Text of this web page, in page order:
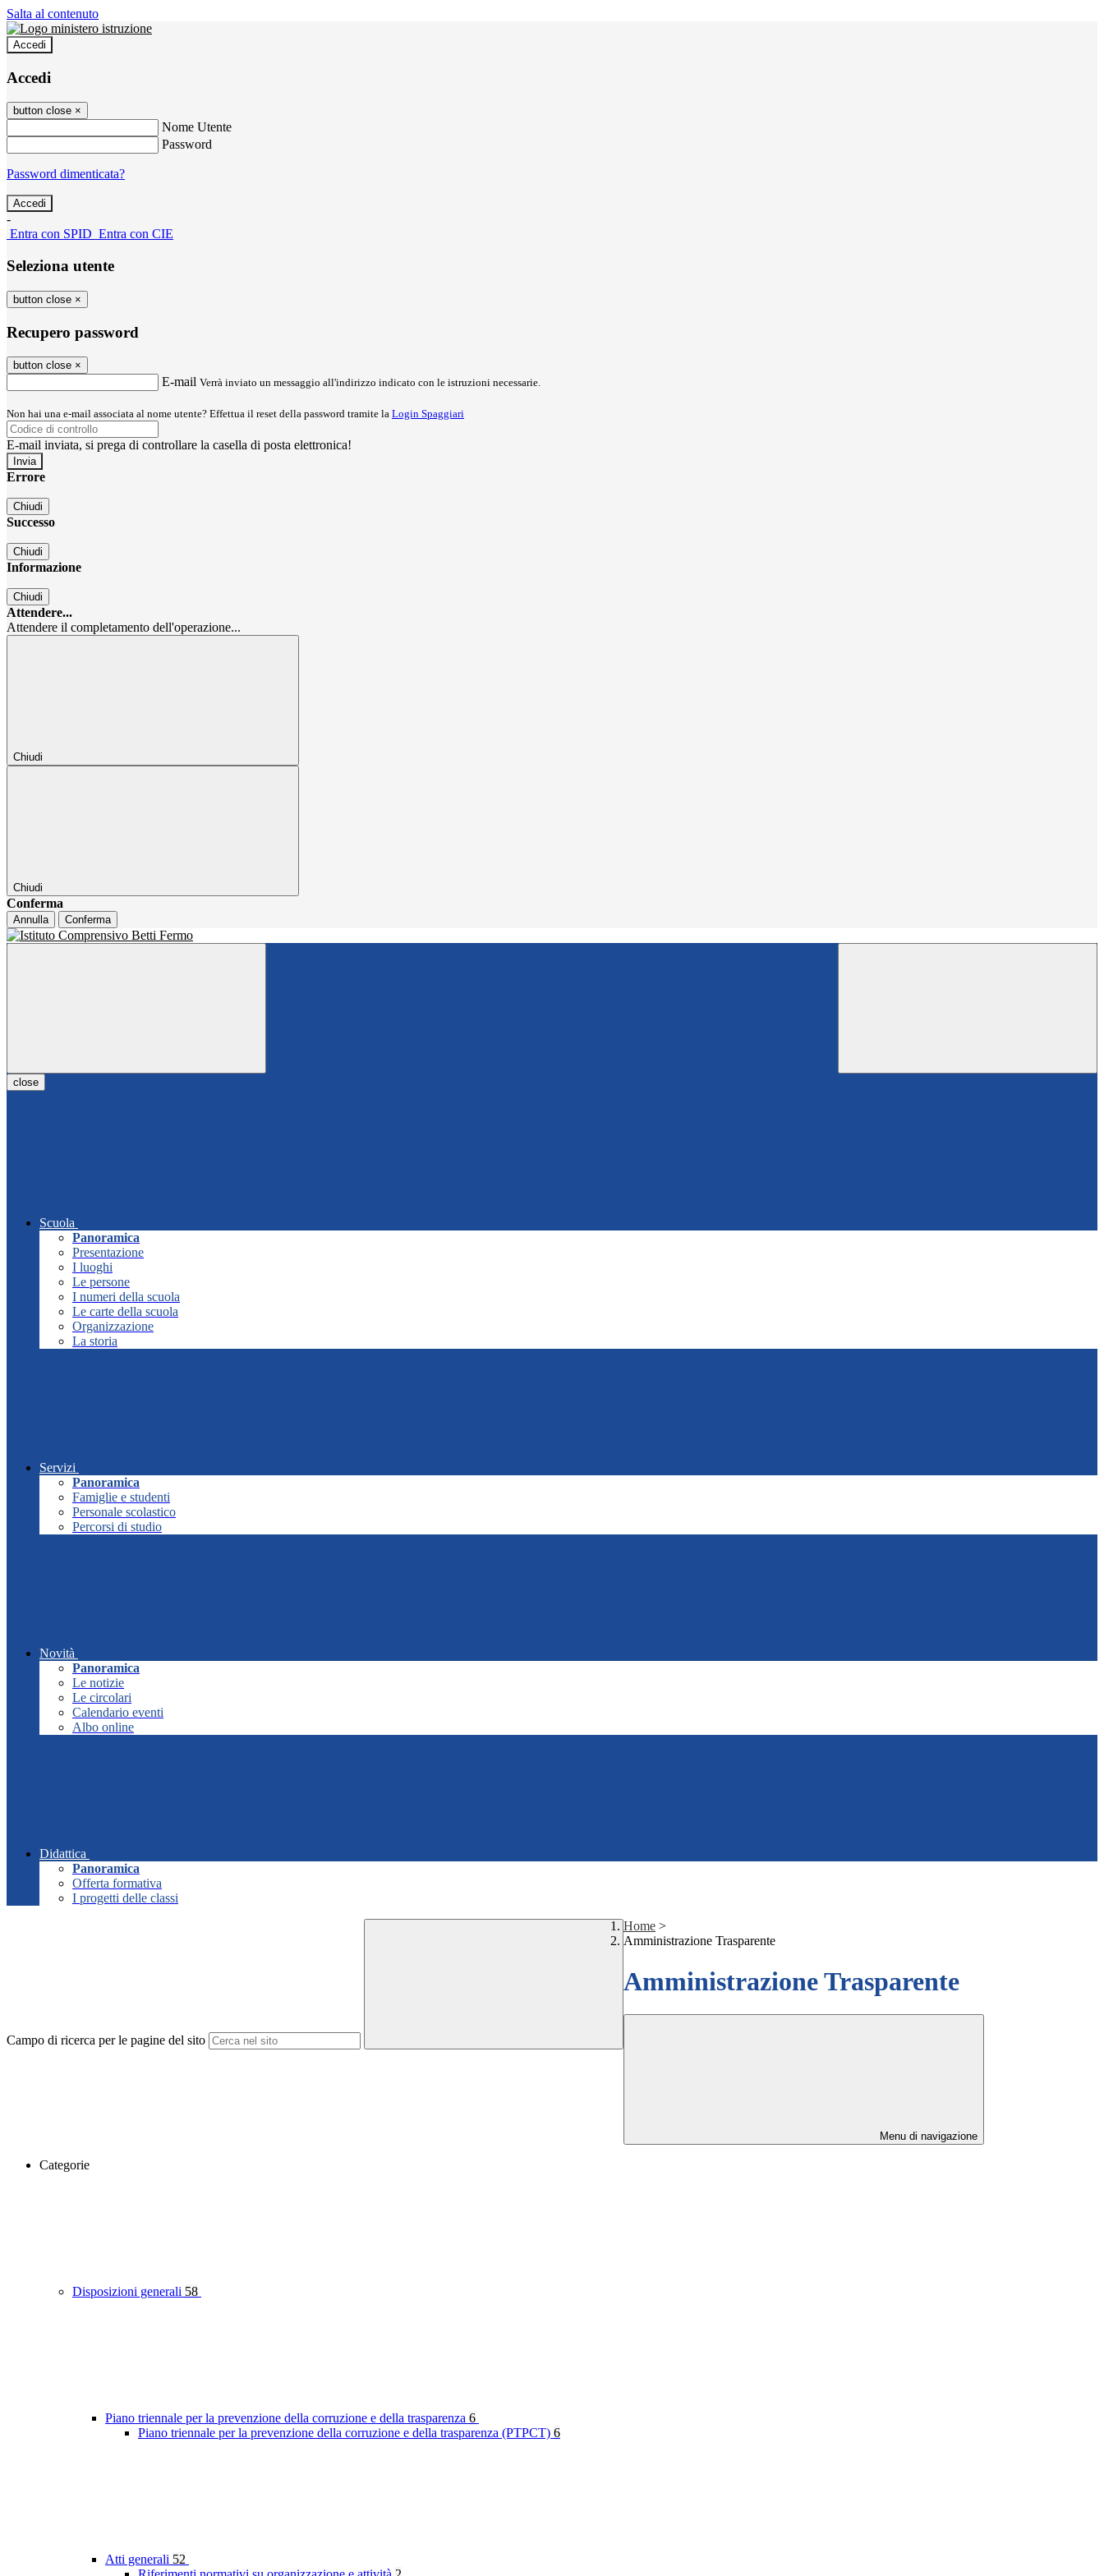
Salta al contenuto
Accedi
Accedi
button close ×
Nome Utente
Password
Password dimenticata?
-
Entra con SPID Entra con CIE
Seleziona utente
button close ×
Recupero password
button close ×
E-mail Verrà inviato un messaggio all'indirizzo indicato con le istruzioni necessarie.
Non hai una e-mail associata al nome utente? Effettua il reset della password tramite la Login Spaggiari
E-mail inviata, si prega di controllare la casella di posta elettronica!
Errore
Chiudi
Successo
Chiudi
Informazione
Chiudi
Attendere...
Attendere il completamento dell'operazione...
Chiudi
Chiudi
Conferma
Annulla Conferma
close
Scuola
Panoramica
Presentazione
I luoghi
Le persone
I numeri della scuola
Le carte della scuola
Organizzazione
La storia
Servizi
Panoramica
Famiglie e studenti
Personale scolastico
Percorsi di studio
Novità
Panoramica
Le notizie
Le circolari
Calendario eventi
Albo online
Didattica
Panoramica
Offerta formativa
I progetti delle classi
Campo di ricerca per le pagine del sito
Home >
Amministrazione Trasparente
Amministrazione Trasparente
Menu di navigazione
Categorie
Disposizioni generali 58
Piano triennale per la prevenzione della corruzione e della trasparenza 6
Piano triennale per la prevenzione della corruzione e della trasparenza (PTPCT) 6
Atti generali 52